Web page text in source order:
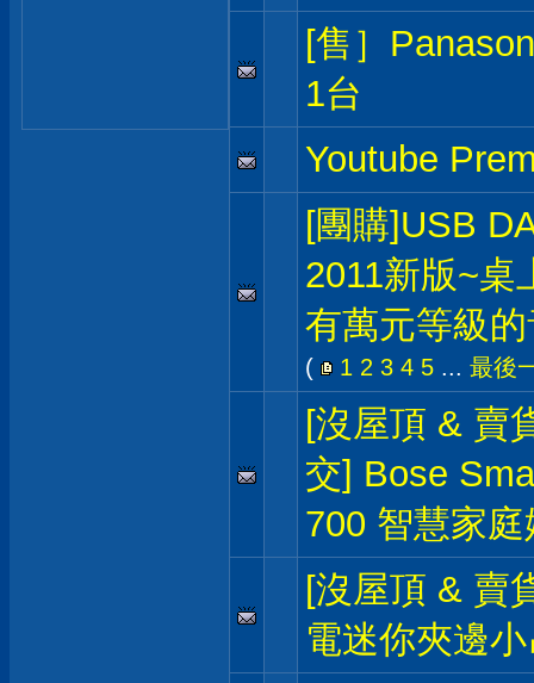
[售］
1台
Youtube
[團購]USB
2011新版~桌
有萬元等級
( 1 2 3 4 5 ... 最後
[沒屋頂 & 賣
交] Bose
700 智慧家
[沒屋頂 & 賣
電迷你夾邊